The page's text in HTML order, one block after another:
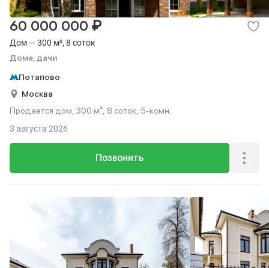
Дом — 300 м², 8 соток
Дома, дачи
60 000 000 ₽
Потапово
Москва
Продается дом, 300 м², 8 соток, 5-комн..
Позвонить
3 августа 2026